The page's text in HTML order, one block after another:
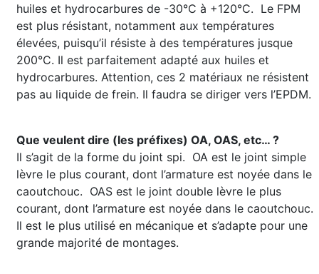
huiles et hydrocarbures de -30°C à +120°C. Le FPM
est plus résistant, notamment aux températures
élevées, puisqu’il résiste à des températures jusque
200°C. Il est parfaitement adapté aux huiles et
hydrocarbures. Attention, ces 2 matériaux ne résistent
pas au liquide de frein. Il faudra se diriger vers l’EPDM.
Que veulent dire (les préfixes) OA, OAS, etc… ?
Il s’agit de la forme du joint spi. OA est le joint simple
lèvre le plus courant, dont l’armature est noyée dans le
caoutchouc. OAS est le joint double lèvre le plus
courant, dont l’armature est noyée dans le caoutchouc.
Il est le plus utilisé en mécanique et s’adapte pour une
grande majorité de montages.